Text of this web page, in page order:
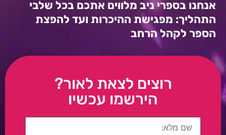
אנחנו בספרי ניב מלווים אתכם בכל שלבי
התהליך: מפגישת ההיכרות ועד להפצת
הספר לקהל הרחב
רוצים לצאת לאור?
הירשמו עכשיו